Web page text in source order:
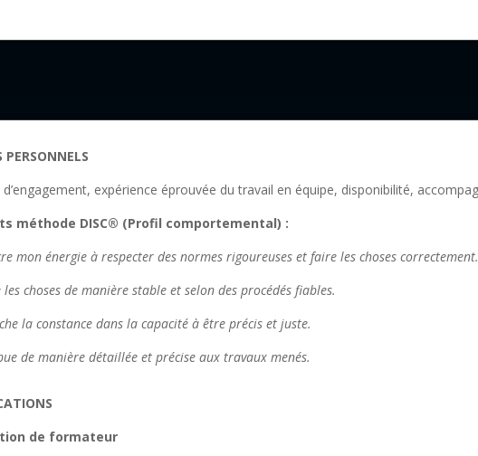
d’engagement, expérience éprouvée du travail en équipe, disponibilité,
méthode DISC® (Profil comportemental) :
mon énergie à respecter des normes rigoureuses et faire les choses correctement.
les choses de manière stable et selon des procédés fiables.
la constance dans la capacité à être précis et juste.
de manière détaillée et précise aux travaux menés.
de formateur